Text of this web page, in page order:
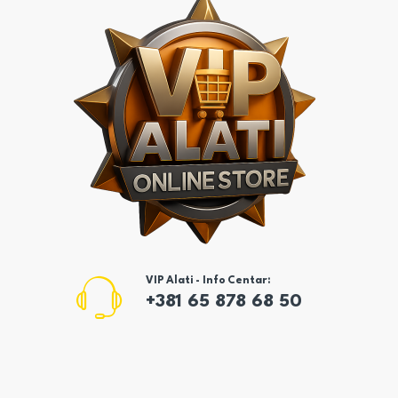
VIP Alati - Info Centar:
+381 65 878 68 50